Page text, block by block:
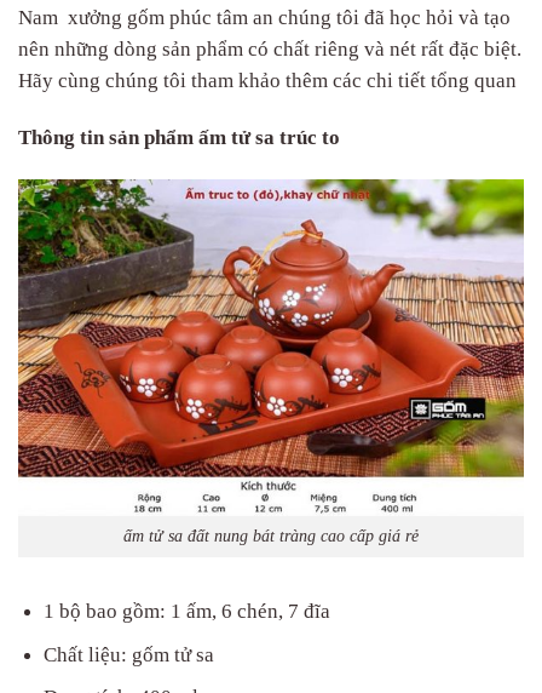
Nam xưởng gốm phúc tâm an chúng tôi đã học hỏi và tạo
nên những dòng sản phẩm có chất riêng và nét rất đặc biệt.
Hãy cùng chúng tôi tham khảo thêm các chi tiết tổng quan
Thông tin sản phẩm ấm tử sa trúc to
ấm tử sa đất nung bát tràng cao cấp giá rẻ
1 bộ bao gồm: 1 ấm, 6 chén, 7 đĩa
Chất liệu: gốm tử sa